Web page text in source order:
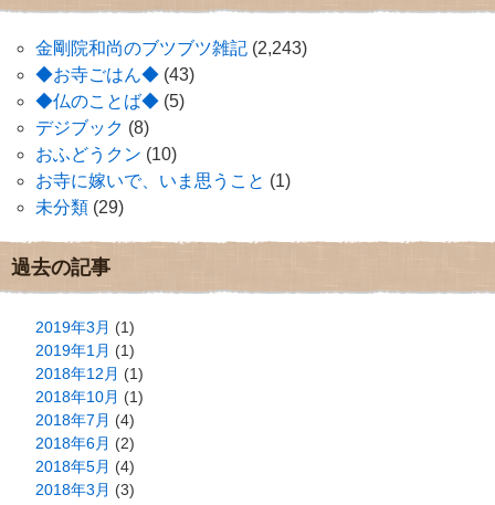
金剛院和尚のブツブツ雑記 (2,243)
◆お寺ごはん◆ (43)
◆仏のことば◆ (5)
デジブック (8)
おふどうクン (10)
お寺に嫁いで、いま思うこと (1)
未分類 (29)
過去の記事
2019年3月 (1)
2019年1月 (1)
2018年12月 (1)
2018年10月 (1)
2018年7月 (4)
2018年6月 (2)
2018年5月 (4)
2018年3月 (3)